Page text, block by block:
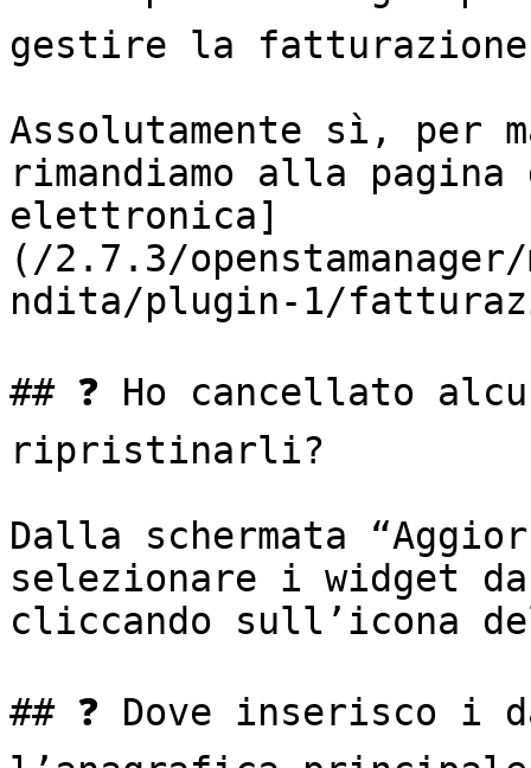
gestire la
Assolutamente sì, per
rimandiamo alla
elettronica]
(/2.7.3/
ndita/plugin-1/
## ❓ Ho cancellato
ripristinarli?
Dalla schermata
selezionare i widget
cliccando sull’icona
## ❓ Dove inserisco i